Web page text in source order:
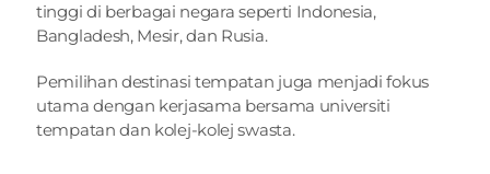
tinggi di berbagai negara seperti Indonesia,
Bangladesh, Mesir, dan Rusia.
Pemilihan destinasi tempatan juga menjadi fokus
utama dengan kerjasama bersama universiti
tempatan dan kolej-kolej swasta.